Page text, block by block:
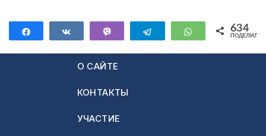
ПоделитьсяПоделиться Telegram WhatsApp
634
О САЙТЕ
КОНТАКТЫ
УЧАСТИЕ